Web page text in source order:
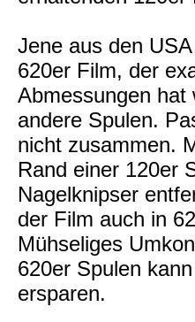
Jene aus den
620er Film, der
Abmessungen hat
andere Spulen.
nicht zusammen.
Rand einer 120er
Nagelknipser
der Film auch in
Mühseliges
620er Spulen
ersparen.